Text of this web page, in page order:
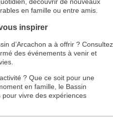
en famille ou entre amis.
inspirer
d’Arcachon a à offrir ? Consultez
des événements à venir et
? Que ce soit pour une
en famille, le Bassin
pour vivre des expériences